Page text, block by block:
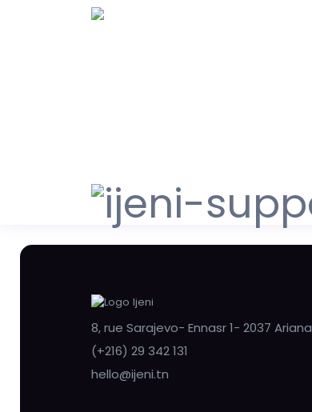
8, rue Sarajevo- Ennasr 1- 2037 Ariana
(+216) 29 342 131
hello@ijeni.tn